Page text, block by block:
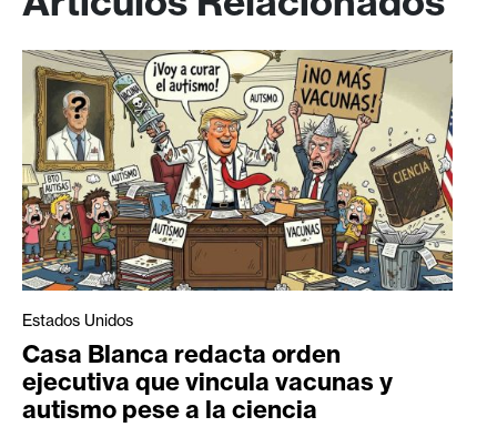
Estados Unidos
Casa Blanca redacta orden
ejecutiva que vincula vacunas y
autismo pese a la ciencia